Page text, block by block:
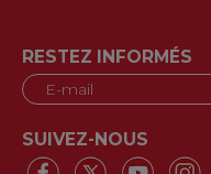
RESTEZ INFORMÉS
SUIVEZ-NOUS